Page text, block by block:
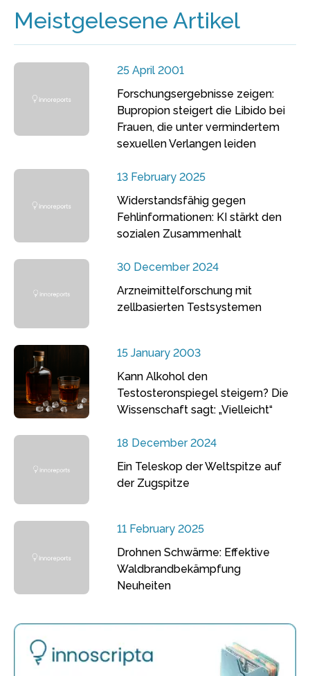
Meistgelesene Artikel
25 April 2001
Forschungsergebnisse zeigen:
Bupropion steigert die Libido bei
Frauen, die unter vermindertem
sexuellen Verlangen leiden
13 February 2025
Widerstandsfähig gegen
Fehlinformationen: KI stärkt den
sozialen Zusammenhalt
30 December 2024
Arzneimittelforschung mit
zellbasierten Testsystemen
15 January 2003
Kann Alkohol den
Testosteronspiegel steigern? Die
Wissenschaft sagt: „Vielleicht“
18 December 2024
Ein Teleskop der Weltspitze auf
der Zugspitze
11 February 2025
Drohnen Schwärme: Effektive
Waldbrandbekämpfung
Neuheiten